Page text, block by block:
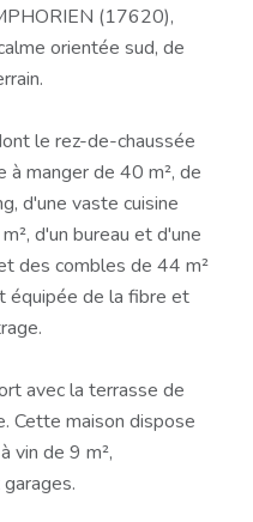
(17620),
orientée sud, de
le rez-de-chaussée
manger de 40 m², de
d'une vaste cuisine
d'un bureau et d'une
des combles de 44 m²
équipée de la fibre et
avec la terrasse de
Cette maison dispose
vin de 9 m²,